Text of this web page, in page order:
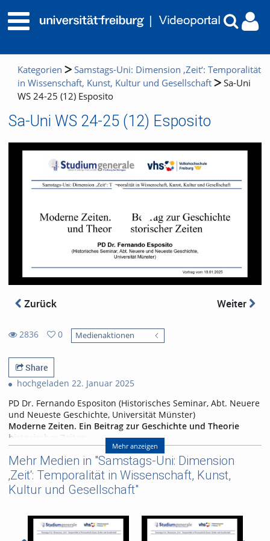
Kategorien
Samstags-Uni: Dimension ‚Zeit‘: Temporalität
in Wissenschaft, Kunst, Kultur und Gesellschaft
Sa-Uni
WS 24-25 (12) Esposito
Sa-Uni WS 24-25 (12) Esposito
Zurück Weiter
2836
views
0
favorites
Medienaktionen
Share
hochgeladen 22. Januar 2025
PD Dr. Fernando Espositon (Historisches Seminar, Abt. Neuere
und Neueste Geschichte, Universität Münster)
Moderne Zeiten. Ein Beitrag zur Geschichte und Theorie
historischer Zeiten
Entgegen landläufigen Annahmen hat auch die Zeit eine
Geschichte. Zeit, so die Grundannahme, ist kein apriorisches
Datum. Sie ist also keineswegs natürlich und gegeben,
sondern ein historisches Faktum – sie wird von uns Menschen
Atomuhren steht hier im Zentrum des Interesses, als vielmehr
die Zeiten der Gesellschaft. Und nirgendwo wird deren
Mehr anzeigen
Mehr Medien in "Samstags-Uni: Dimension
‚Zeit‘: Temporalität in Wissenschaft, Kunst,
Kultur und Gesellschaft"